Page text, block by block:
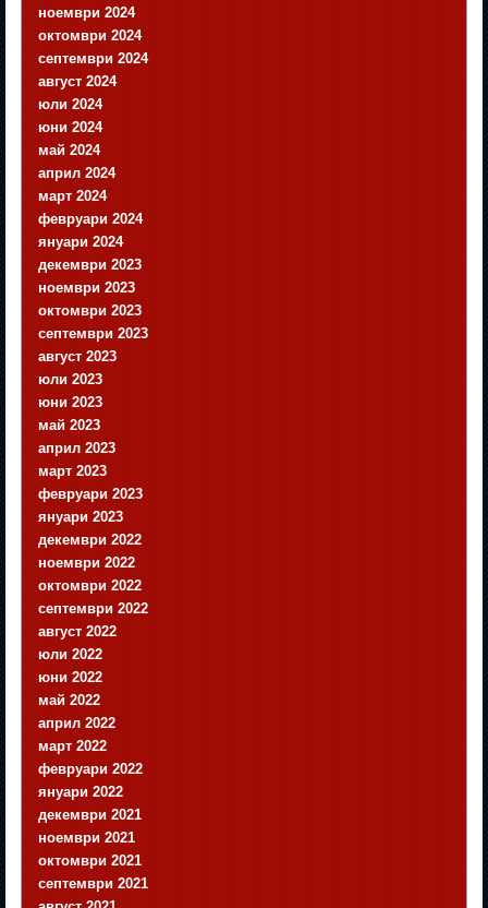
ноември 2024
октомври 2024
септември 2024
август 2024
юли 2024
юни 2024
май 2024
април 2024
март 2024
февруари 2024
януари 2024
декември 2023
ноември 2023
октомври 2023
септември 2023
август 2023
юли 2023
юни 2023
май 2023
април 2023
март 2023
февруари 2023
януари 2023
декември 2022
ноември 2022
октомври 2022
септември 2022
август 2022
юли 2022
юни 2022
май 2022
април 2022
март 2022
февруари 2022
януари 2022
декември 2021
ноември 2021
октомври 2021
септември 2021